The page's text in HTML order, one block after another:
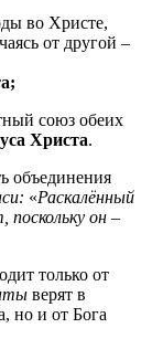
во Христе,
от другой –
союз обеих
Христа.
объединения
«Раскалённый
он –
только от
верят в
но и от Бога